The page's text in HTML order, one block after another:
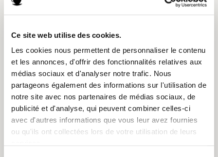
Ce site web utilise des cookies.
Les cookies nous permettent de personnaliser le contenu
et les annonces, d'offrir des fonctionnalités relatives aux
médias sociaux et d'analyser notre trafic. Nous
partageons également des informations sur l'utilisation de
notre site avec nos partenaires de médias sociaux, de
publicité et d'analyse, qui peuvent combiner celles-ci
avec d'autres informations que vous leur avez fournies
ou qu'ils ont collectées lors de votre utilisation de leurs
2. une gourde en aluminium
altermundi (24,99€)
Parfaite pour emporter son thé ou son infusion lors des séances
de yoga, cette gourde est recyclable et garantie sans produits
nocifs.
Maintenant qu’elle est bien équipée, n’hésitez pas à lui partager
notre article sur les 5 exercices de yoga à faire chez soi 😉